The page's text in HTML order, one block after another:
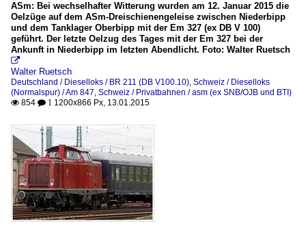
ASm: Bei wechselhafter Witterung wurden am 12. Januar 2015 die
Oelzüge auf dem ASm-Dreischienengeleise zwischen Niederbipp
und dem Tanklager Oberbipp mit der Em 327 (ex DB V 100)
geführt. Der letzte Oelzug des Tages mit der Em 327 bei der
Ankunft in Niederbipp im letzten Abendlicht. Foto: Walter Ruetsch

Walter Ruetsch
Deutschland / Dieselloks / BR 211 (DB V100.10), Schweiz / Dieselloks
(Normalspur) / Am 847, Schweiz / Privatbahnen / asm (ex SNB/OJB und BTI)
 854  1 1200x866 Px, 13.01.2015